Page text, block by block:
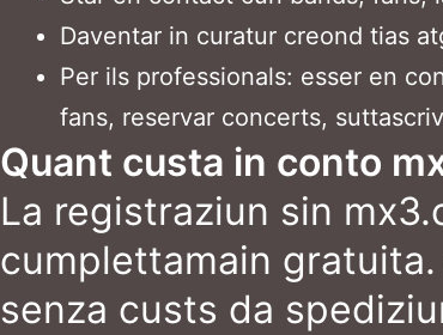
Daventar in curatur creond tias
Per ils professionals: esser en
fans, reservar concerts,
Quant custa in conto
La registraziun sin
cumplettamain
senza custs da